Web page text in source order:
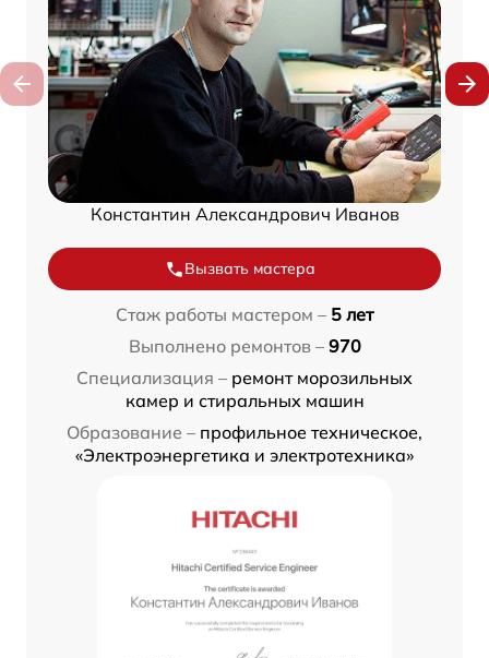
Константин Александрович Иванов
Вызвать мастера
Стаж работы мастером – 5 лет
Выполнено ремонтов – 970
Специализация – ремонт морозильных
камер и стиральных машин
Образование – профильное техническое,
«Электроэнергетика и электротехника»